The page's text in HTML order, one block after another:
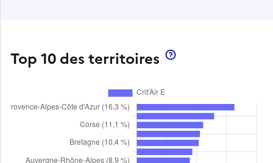
Top 10 des territoires